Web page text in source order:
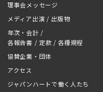
理事会メッセージ
メディア出演 / 出版物
年次・会計 /
各報告書 / 定款 / 各種規程
協賛企業・団体
アクセス
ジャパンハートで働く人たち